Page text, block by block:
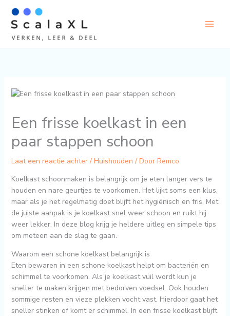
naar
inhoud
Een frisse koelkast in een
paar stappen schoon
Laat een reactie achter / Huishouden / Door Remco
Koelkast schoonmaken is belangrijk om je eten langer vers te
houden en nare geurtjes te voorkomen. Het lijkt soms een klus,
maar als je het regelmatig doet blijft het hygiënisch en fris. Met
de juiste aanpak is je koelkast snel weer schoon en ruikt hij
weer lekker. In deze blog krijg je heldere uitleg en simpele tips
om meteen aan de slag te gaan.
Waarom een schone koelkast belangrijk is
Eten bewaren in een schone koelkast helpt om bacteriën en
schimmel te voorkomen. Als je koelkast vuil wordt kun je
sneller te maken krijgen met bedorven voedsel. Ook houden
sommige resten en vieze plekken vocht vast. Hierdoor gaat het
sneller stinken of komt er schimmel. In een frisse koelkast blijft